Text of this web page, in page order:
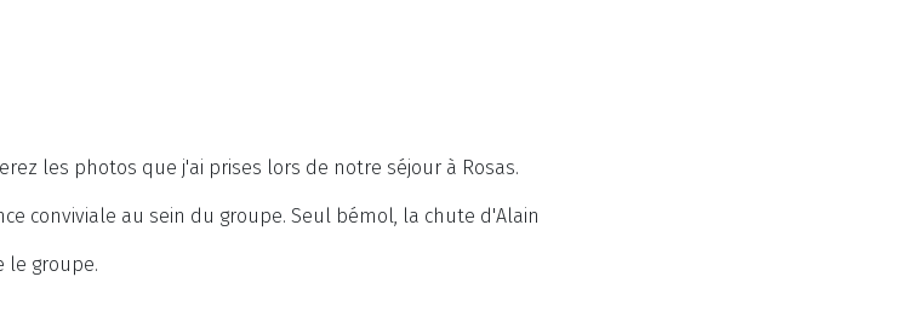
les photos que j'ai prises lors de notre séjour à Rosas.
conviviale au sein du groupe. Seul bémol, la chute d'Alain
le groupe.